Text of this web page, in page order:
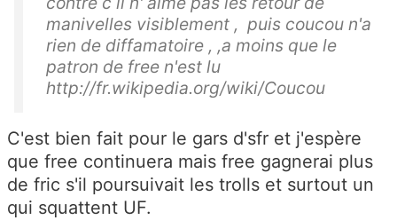
manivelles visiblement , puis coucou n'a
rien de diffamatoire , ,a moins que le
patron de free n'est lu
http://fr.wikipedia.org/wiki/Coucou
C'est bien fait pour le gars d'sfr et j'espère
que free continuera mais free gagnerai plus
de fric s'il poursuivait les trolls et surtout un
qui squattent UF.